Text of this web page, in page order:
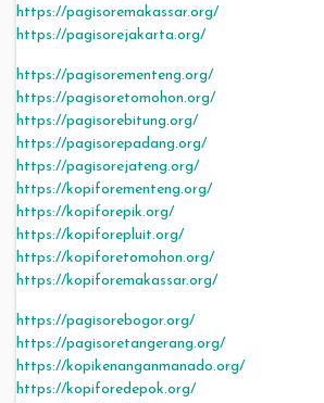
https://pagisoremakassar.org/
https://pagisorejakarta.org/
https://pagisorementeng.org/
https://pagisoretomohon.org/
https://pagisorebitung.org/
https://pagisorepadang.org/
https://pagisorejateng.org/
https://kopiforementeng.org/
https://kopiforepik.org/
https://kopiforepluit.org/
https://kopiforetomohon.org/
https://kopiforemakassar.org/
https://pagisorebogor.org/
https://pagisoretangerang.org/
https://kopikenanganmanado.org/
https://kopiforedepok.org/